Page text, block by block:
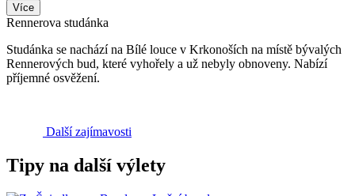
Více
Rennerova studánka
Studánka se nachází na Bílé louce v Krkonoších na místě bývalých
Rennerových bud, které vyhořely a už nebyly obnoveny. Nabízí
příjemné osvěžení.
Další zajímavosti
Tipy na další výlety